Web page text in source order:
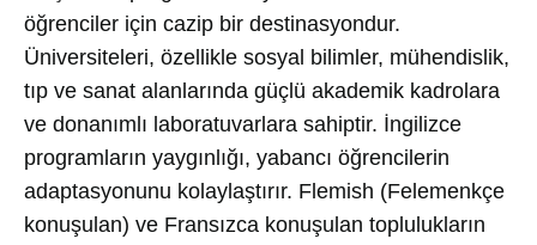
öğrenciler için cazip bir destinasyondur.
Üniversiteleri, özellikle sosyal bilimler, mühendislik,
tıp ve sanat alanlarında güçlü akademik kadrolara
ve donanımlı laboratuvarlara sahiptir. İngilizce
programların yaygınlığı, yabancı öğrencilerin
adaptasyonunu kolaylaştırır. Flemish (Felemenkçe
konuşulan) ve Fransızca konuşulan toplulukların